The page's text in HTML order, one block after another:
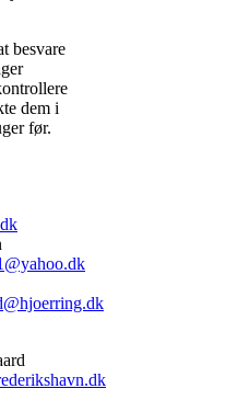
besvare
dem i
før.